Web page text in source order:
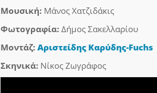
Μουσική: Μάνος Χατζιδάκις
Φωτογραφία: Δήμος Σακελλαρίου
Μοντάζ: Αριστείδης Καρύδης-Fuchs
Σκηνικά: Νίκος Ζωγράφος